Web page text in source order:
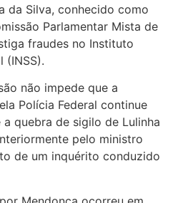
da Silva, conhecido como
Parlamentar Mista de
fraudes no Instituto
(INSS).
não impede que a
Polícia Federal continue
quebra de sigilo de Lulinha
pelo ministro
de um inquérito conduzido